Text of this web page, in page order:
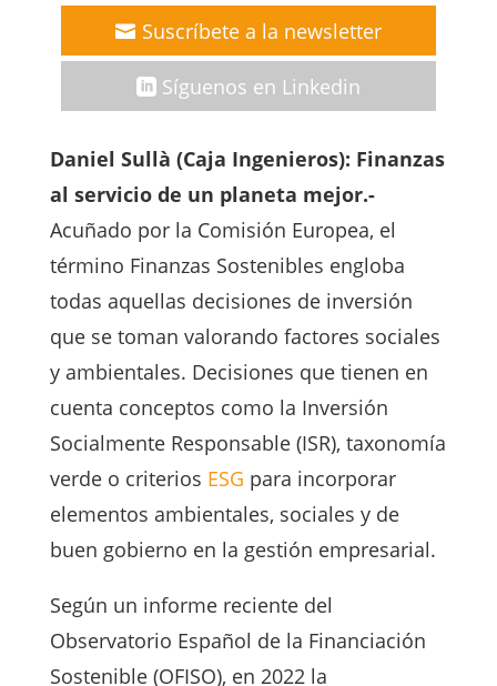
Suscríbete a la newsletter
Síguenos en Linkedin
Daniel Sullà (Caja Ingenieros): Finanzas
al servicio de un planeta mejor.-
Acuñado por la Comisión Europea, el
término Finanzas Sostenibles engloba
todas aquellas decisiones de inversión
que se toman valorando factores sociales
y ambientales. Decisiones que tienen en
cuenta conceptos como la Inversión
Socialmente Responsable (ISR), taxonomía
verde o criterios ESG para incorporar
elementos ambientales, sociales y de
buen gobierno en la gestión empresarial.
Según un informe reciente del
Observatorio Español de la Financiación
Sostenible (OFISO), en 2022 la